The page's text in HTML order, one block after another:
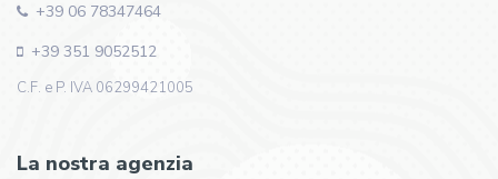
+39 06 78347464
+39 351 9052512
C.F. e P. IVA 06299421005
La nostra agenzia